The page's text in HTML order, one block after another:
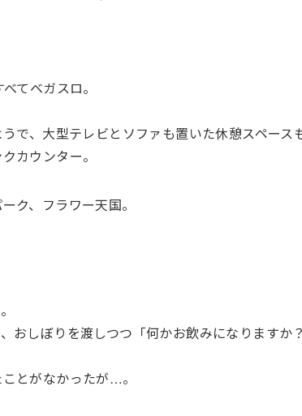
てベガスロ。
で、大型テレビとソファも置いた休憩スペース
カウンター。
ク、フラワー天国。
おしぼりを渡しつつ「何かお飲みになりますか
とがなかったが…。